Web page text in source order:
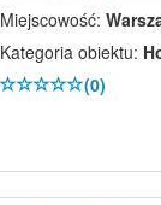
Miejscowość:
Kategoria obiektu:
(0)